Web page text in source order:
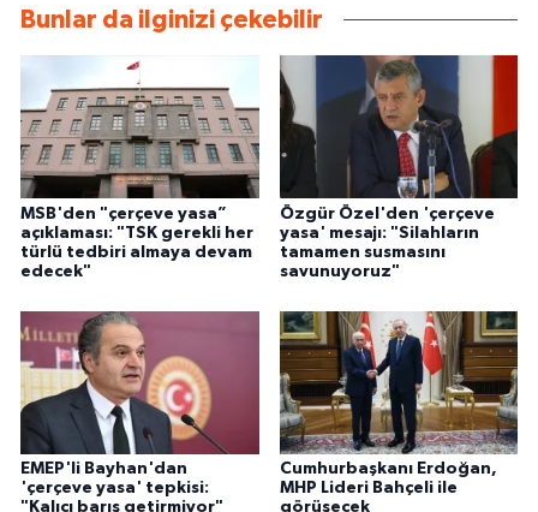
Bunlar da ilginizi çekebilir
MSB'den "çerçeve yasa”
açıklaması: "TSK gerekli her
türlü tedbiri almaya devam
edecek"
Özgür Özel'den 'çerçeve
yasa' mesajı: "Silahların
tamamen susmasını
savunuyoruz"
EMEP'li Bayhan'dan
'çerçeve yasa' tepkisi:
"Kalıcı barış getirmiyor"
Cumhurbaşkanı Erdoğan,
MHP Lideri Bahçeli ile
görüşecek